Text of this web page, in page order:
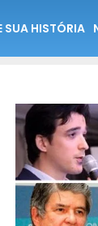
SUA HISTÓRIA